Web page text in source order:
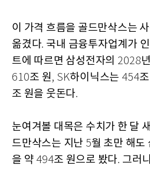
이 가격 흐름을 골드만삭스는
옮겼다. 국내 금융투자업계가
트에 따르면 삼성전자의 2028
610조 원, SK하이닉스는 454
조 원을 웃돈다.
눈여겨볼 대목은 수치가 한 달
드만삭스는 지난 5월 초만 해도
을 약 494조 원으로 봤다. 그러